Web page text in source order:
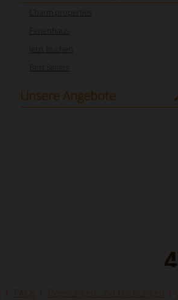
Charm properties
Ferienhaus
Jetzt buchen
Best Sellers
Unsere Angebote
FAQs Regelungen und Buchungen